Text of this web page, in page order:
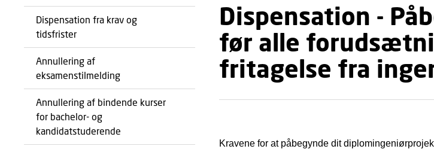
Dispensation fra krav og
tidsfrister
Annullering af
eksamenstilmelding
Annullering af bindende kurser
for bachelor- og
kandidatstuderende
Dispensation -
før alle
fritagelse fra
Kravene for at påbegynde dit